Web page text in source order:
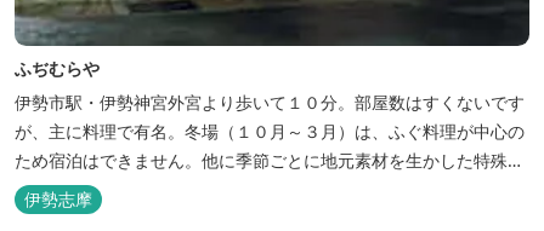
ふぢむらや
伊勢市駅・伊勢神宮外宮より歩いて１０分。部屋数はすくないです
が、主に料理で有名。冬場（１０月～３月）は、ふぐ料理が中心の
ため宿泊はできません。他に季節ごとに地元素材を生かした特殊料
理もお楽しみ頂けます。
伊勢志摩